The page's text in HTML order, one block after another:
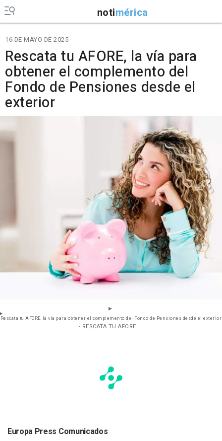
notimérica
16 DE MAYO DE 2025
Rescata tu AFORE, la vía para
obtener el complemento del
Fondo de Pensiones desde el
exterior
Rescata tu AFORE, la vía para obtener el complemento del Fondo de Pensiones desde el exterior
- RESCATA TU AFORE
Europa Press Comunicados